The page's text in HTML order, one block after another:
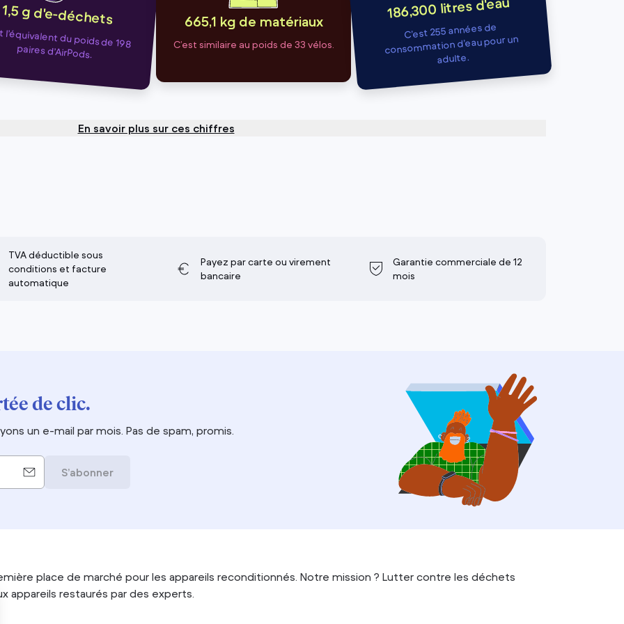
1,5 g d'e-déchets
l’équivalent du poids de 198
paires d’AirPods.
665,1 kg de matériaux
C’est similaire au poids de 33 vélos.
186,300 litres d'eau
C’est 255 années de
consommation d’eau pour un
adulte.
En savoir plus sur ces chiffres
TVA déductible sous
conditions et facture
automatique
Payez par carte ou virement
bancaire
Garantie commerciale de 12
mois
de clic.
un e-mail par mois. Pas de spam, promis.
S’abonner
place de marché pour les appareils reconditionnés. Notre mission ? Lutter contre les déchets
appareils restaurés par des experts.